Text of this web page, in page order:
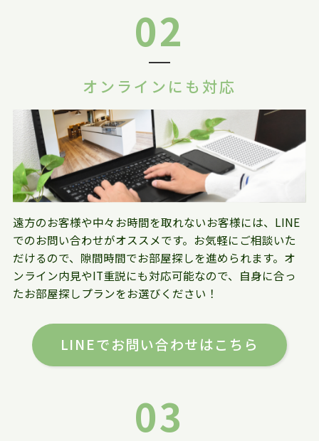
02
オンラインにも対応
遠方のお客様や中々お時間を取れないお客様には、LINE
でのお問い合わせがオススメです。お気軽にご相談いた
だけるので、隙間時間でお部屋探しを進められます。オ
ンライン内見やIT重説にも対応可能なので、自身に合っ
たお部屋探しプランをお選びください！
LINEでお問い合わせはこちら
03